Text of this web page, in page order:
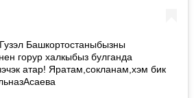
Башкортостаныбызны
горур халкыбыз булганда
атар! Яратам,сокланам,хэм бик